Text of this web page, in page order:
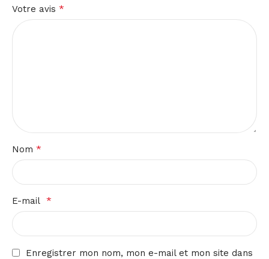
Votre avis *
Nom *
E-mail *
Enregistrer mon nom, mon e-mail et mon site dans